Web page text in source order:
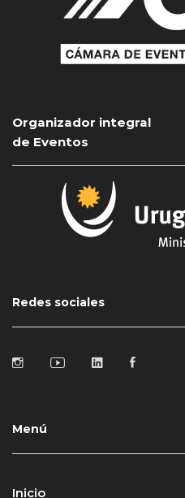
Organizador integral
de Eventos
Redes sociales
Menú
Inicio